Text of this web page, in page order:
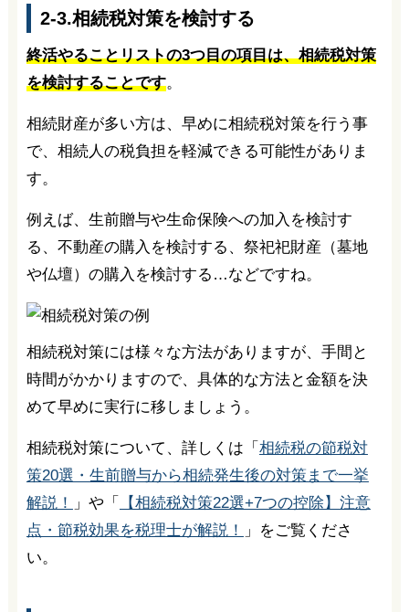
2-3.相続税対策を検討する
終活やることリストの3つ目の項目は、相続税対策
を検討することです。
相続財産が多い方は、早めに相続税対策を行う事
で、相続人の税負担を軽減できる可能性がありま
す。
例えば、生前贈与や生命保険への加入を検討す
る、不動産の購入を検討する、祭祀祀財産（墓地
や仏壇）の購入を検討する…などですね。
相続税対策には様々な方法がありますが、手間と
時間がかかりますので、具体的な方法と金額を決
めて早めに実行に移しましょう。
相続税対策について、詳しくは「 相続税の節税対
策20選・生前贈与から相続発生後の対策まで一挙
解説！
」や「
【相続税対策22選+7つの控除】注意
点・節税効果を税理士が解説！
」をご覧くださ
い。